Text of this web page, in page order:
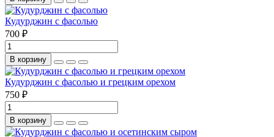
Кудурджин с фасолью
700 ₽
В корзину
Кудурджин с фасолью и грецким орехом
750 ₽
В корзину